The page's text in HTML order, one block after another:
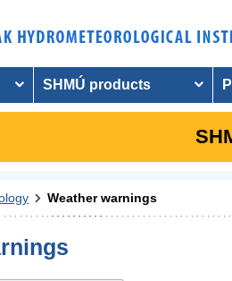
SHMÚ products
Weather warnings